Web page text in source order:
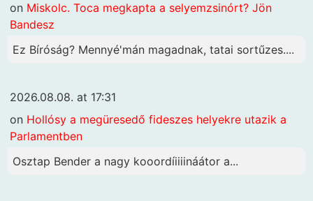
on Miskolc. Toca megkapta a selyemzsinórt? Jön
Bandesz
Ez Bíróság? Mennyé'mán magadnak, tatai sortűzes....
2026.08.08. at 17:31
on Hollósy a megüresedő fideszes helyekre utazik a
Parlamentben
Osztap Bender a nagy kooordíiiiináátor a...